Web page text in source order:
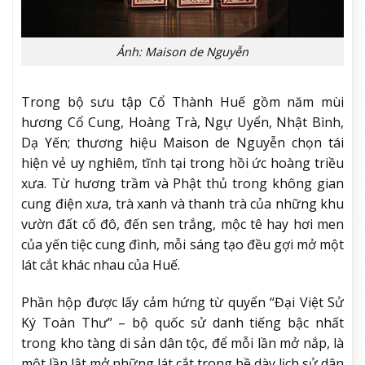
Ảnh: Maison de Nguyễn
Trong bộ sưu tập Cổ Thành Huế gồm năm mùi
hương Cổ Cung, Hoàng Trà, Ngự Uyển, Nhật Bình,
Dạ Yến; thương hiệu Maison de Nguyễn chọn tái
hiện vẻ uy nghiêm, tĩnh tại trong hồi ức hoàng triều
xưa. Từ hương trầm và Phật thủ trong không gian
cung điện xưa, trà xanh và thanh trà của những khu
vườn đất cố đô, đến sen trắng, mộc tê hay hơi men
của yến tiệc cung đình, mỗi sáng tạo đều gợi mở một
lát cắt khác nhau của Huế.
Phần hộp được lấy cảm hứng từ quyển “Đại Việt Sử
Ký Toàn Thư” – bộ quốc sử danh tiếng bậc nhất
trong kho tàng di sản dân tộc, để mỗi lần mở nắp, là